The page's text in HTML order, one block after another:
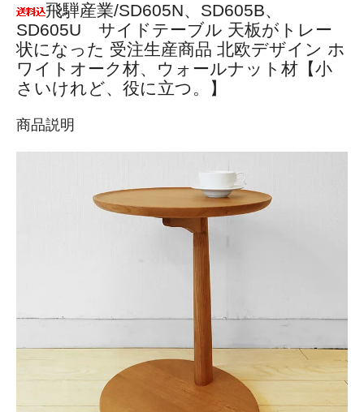
飛騨産業/SD605N、SD605B、
SD605U サイドテーブル 天板がトレー
状になった 受注生産商品 北欧デザイン ホ
ワイトオーク材、ウォールナット材【小
さいけれど、役に立つ。】
商品説明